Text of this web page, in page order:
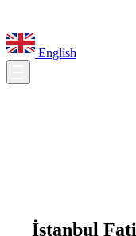
English
İstanbul